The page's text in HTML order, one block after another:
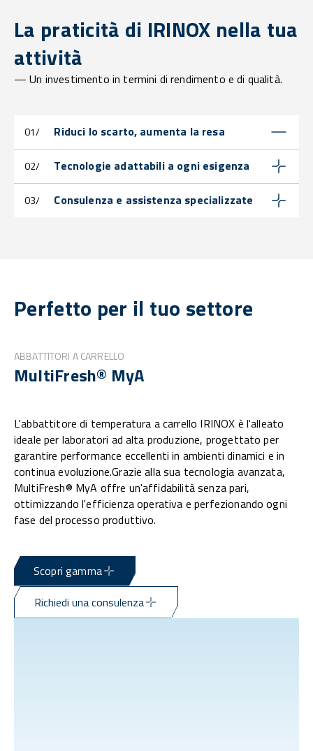
La praticità di IRINOX nella tua
attività
— Un investimento in termini di rendimento e di qualità.
01/ Riduci lo scarto, aumenta la resa
02/ Tecnologie adattabili a ogni esigenza
03/ Consulenza e assistenza specializzate
Perfetto per il tuo settore
ABBATTITORI A CARRELLO
MultiFresh® MyA
L'abbattitore di temperatura a carrello IRINOX è l'alleato
ideale per laboratori ad alta produzione, progettato per
garantire performance eccellenti in ambienti dinamici e in
continua evoluzione.Grazie alla sua tecnologia avanzata,
MultiFresh® MyA offre un'affidabilità senza pari,
ottimizzando l'efficienza operativa e perfezionando ogni
fase del processo produttivo.
Scopri gamma
Richiedi una consulenza